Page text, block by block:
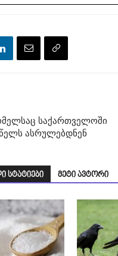
საქართველოში
ასრულებდნენ
სტატიები მეტი ავტორი